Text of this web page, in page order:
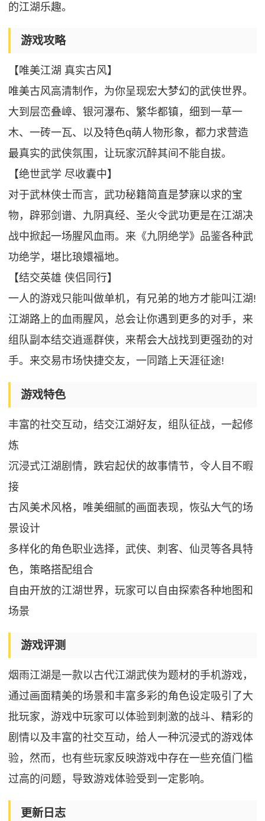
的江湖乐趣。
游戏攻略
【唯美江湖 真实古风】
唯美古风高清制作，为你呈现宏大梦幻的武侠世界。
大到层峦叠嶂、银河瀑布、繁华都镇，细到一草一
木、一砖一瓦、以及特色q萌人物形象，都力求营造
最真实的武侠氛围，让玩家沉醉其间不能自拔。
【绝世武学 尽收囊中】
对于武林侠士而言，武功秘籍简直是梦寐以求的宝
物，辟邪剑谱、九阴真经、圣火令武功更是在江湖决
战中掀起一场腥风血雨。来《九阴绝学》品鉴各种武
功绝学，堪比琅嬛福地。
【结交英雄 侠侣同行】
一人的游戏只能叫做单机，有兄弟的地方才能叫江湖!
江湖路上的血雨腥风，总会让你遇到更多的对手，来
组队副本结交逍遥群侠，来帮会大战找到更强劲的对
手。来交易市场快捷交友，一同踏上天涯征途!
游戏特色
丰富的社交互动，结交江湖好友，组队征战，一起修
炼
沉浸式江湖剧情，跌宕起伏的故事情节，令人目不暇
接
古风美术风格，唯美细腻的画面表现，恢弘大气的场
景设计
多样化的角色职业选择，武侠、刺客、仙灵等各具特
色，策略搭配组合
自由开放的江湖世界，玩家可以自由探索各种地图和
场景
游戏评测
烟雨江湖是一款以古代江湖武侠为题材的手机游戏，
通过画面精美的场景和丰富多彩的角色设定吸引了大
批玩家，游戏中玩家可以体验到刺激的战斗、精彩的
剧情以及丰富的社交互动，给人一种沉浸式的游戏体
验，然而，也有些玩家反映游戏中存在一些充值门槛
过高的问题，导致游戏体验受到一定影响。
更新日志